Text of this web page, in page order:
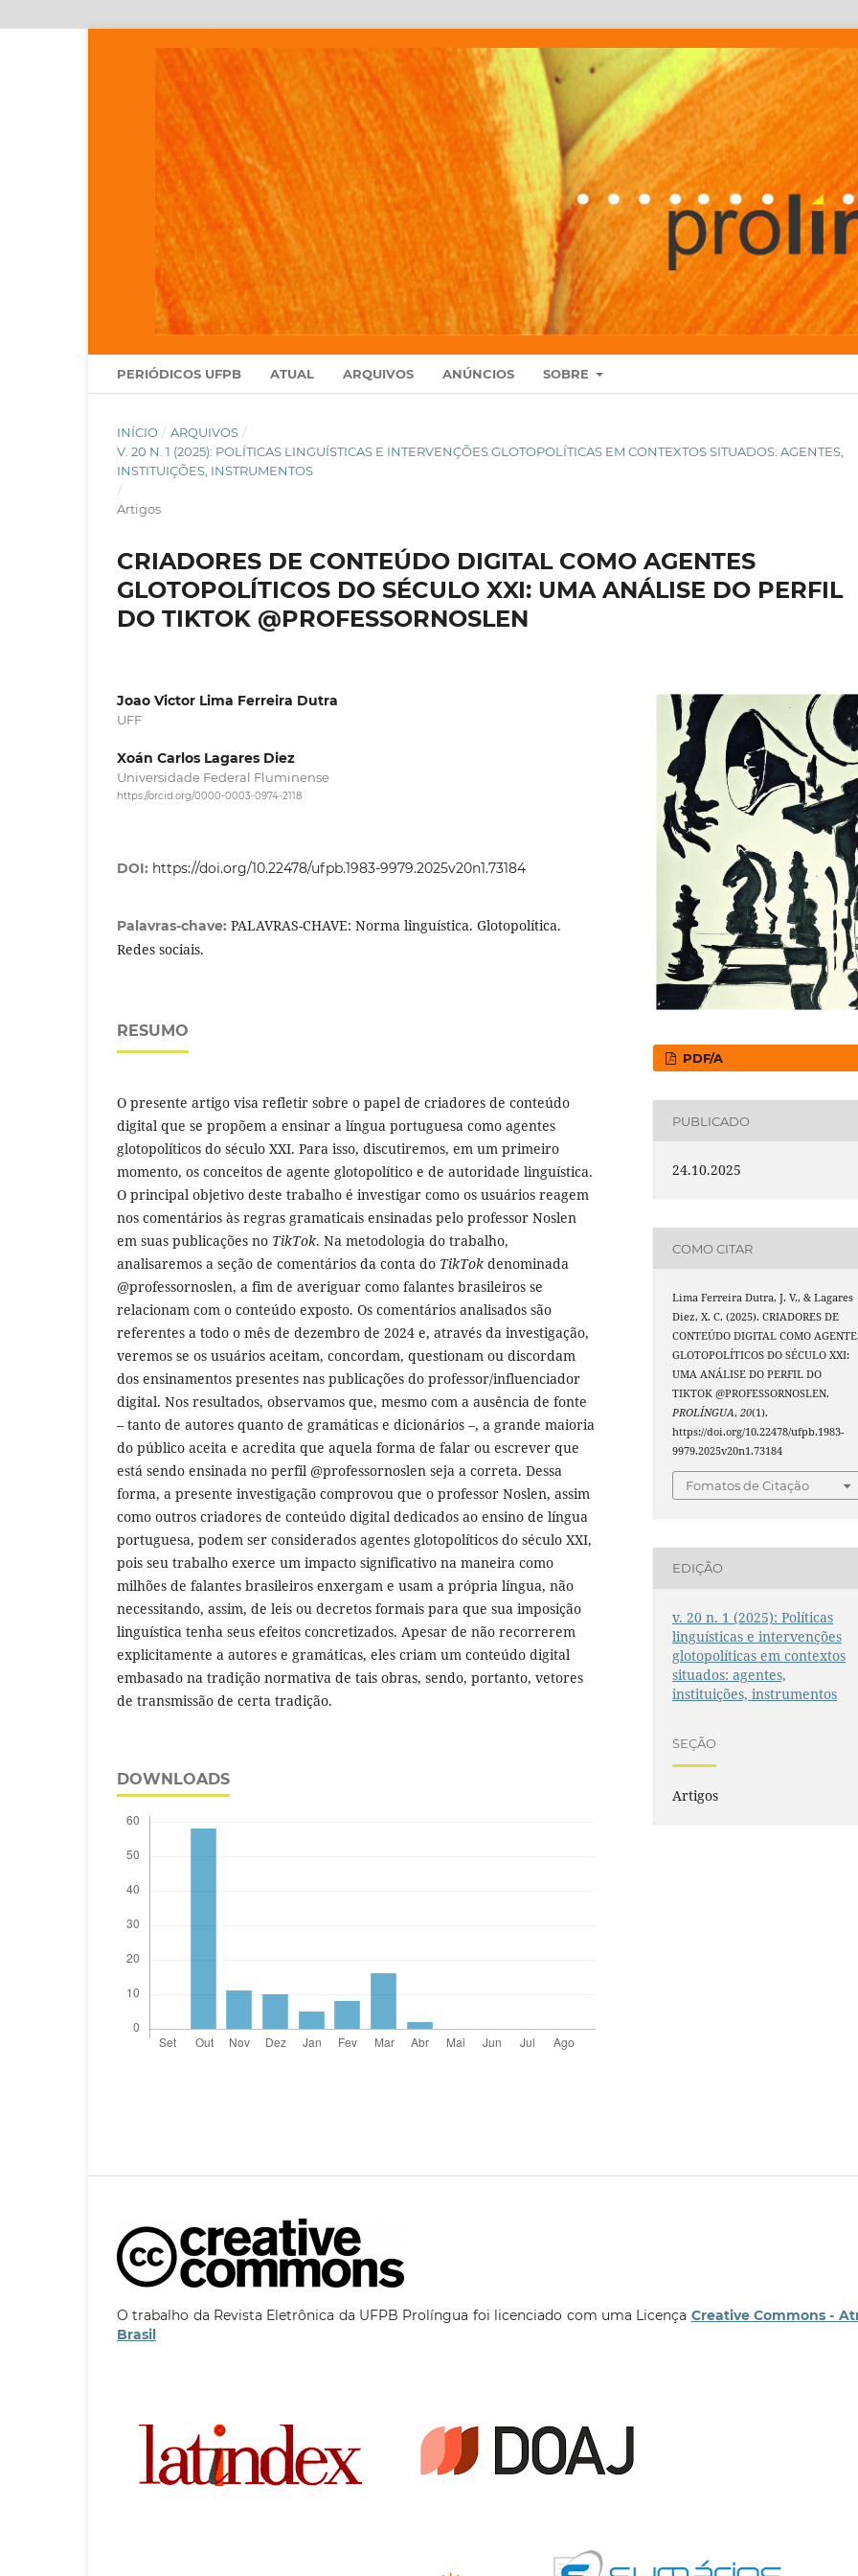
PERIÓDICOS UFPB ATUAL ARQUIVOS ANÚNCIOS SOBRE
INÍCIO / ARQUIVOS /
V. 20 N. 1 (2025): POLÍTICAS LINGUÍSTICAS E INTERVENÇÕES GLOTOPOLÍTICAS EM CONTEXTOS SITUADOS: AGENTES,
INSTITUIÇÕES, INSTRUMENTOS
/
Artigos
CRIADORES DE CONTEÚDO DIGITAL COMO AGENTES
GLOTOPOLÍTICOS DO SÉCULO XXI: UMA ANÁLISE DO PERFIL
DO TIKTOK @PROFESSORNOSLEN
Joao Victor Lima Ferreira Dutra
UFF
Xoán Carlos Lagares Diez
Universidade Federal Fluminense
https://orcid.org/0000-0003-0974-2118
DOI: https://doi.org/10.22478/ufpb.1983-9979.2025v20n1.73184
Palavras-chave: PALAVRAS-CHAVE: Norma linguística. Glotopolítica.
Redes sociais.
RESUMO
O presente artigo visa refletir sobre o papel de criadores de conteúdo
digital que se propõem a ensinar a língua portuguesa como agentes
glotopolíticos do século XXI. Para isso, discutiremos, em um primeiro
momento, os conceitos de agente glotopolítico e de autoridade linguística.
O principal objetivo deste trabalho é investigar como os usuários reagem
nos comentários às regras gramaticais ensinadas pelo professor Noslen
em suas publicações no TikTok. Na metodologia do trabalho,
analisaremos a seção de comentários da conta do TikTokdenominada
@professornoslen, a fim de averiguar como falantes brasileiros se
relacionam com o conteúdo exposto. Os comentários analisados são
referentes a todo o mês de dezembro de 2024 e, através da investigação,
veremos se os usuários aceitam, concordam, questionam ou discordam
dos ensinamentos presentes nas publicações do professor/influenciador
digital. Nos resultados, observamos que, mesmo com a ausência de fonte
– tanto de autores quanto de gramáticas e dicionários –, a grande maioria
do público aceita e acredita que aquela forma de falar ou escrever que
está sendo ensinada no perfil @professornoslen seja a correta. Dessa
forma, a presente investigação comprovou que o professor Noslen, assim
como outros criadores de conteúdo digital dedicados ao ensino de língua
portuguesa, podem ser considerados agentes glotopolíticos do século XXI,
pois seu trabalho exerce um impacto significativo na maneira como
milhões de falantes brasileiros enxergam e usam a própria língua, não
necessitando, assim, de leis ou decretos formais para que sua imposição
linguística tenha seus efeitos concretizados. Apesar de não recorrerem
explicitamente a autores e gramáticas, eles criam um conteúdo digital
embasado na tradição normativa de tais obras, sendo, portanto, vetores
de transmissão de certa tradição.
DOWNLOADS
PDF/A
PUBLICADO
24.10.2025
COMO CITAR
Lima Ferreira Dutra, J. V., & Lagares
Diez, X. C. (2025). CRIADORES DE
CONTEÚDO DIGITAL COMO
GLOTOPOLÍTICOS DO SÉCULO XXI:
UMA ANÁLISE DO PERFIL DO
TIKTOK @PROFESSORNOSLEN.
PROLÍNGUA,20(1).
https://doi.org/10.22478/ufpb.1983-
9979.2025v20n1.73184
Fomatos de Citação
EDIÇÃO
v. 20 n. 1 (2025): Políticas
linguísticas e intervenções
glotopolíticas em contextos
situados: agentes,
instituições, instrumentos
SEÇÃO
Artigos
O trabalho da Revista Eletrônica da UFPB Prolíngua foi licenciado com uma Licença Creative Commons -
Brasil